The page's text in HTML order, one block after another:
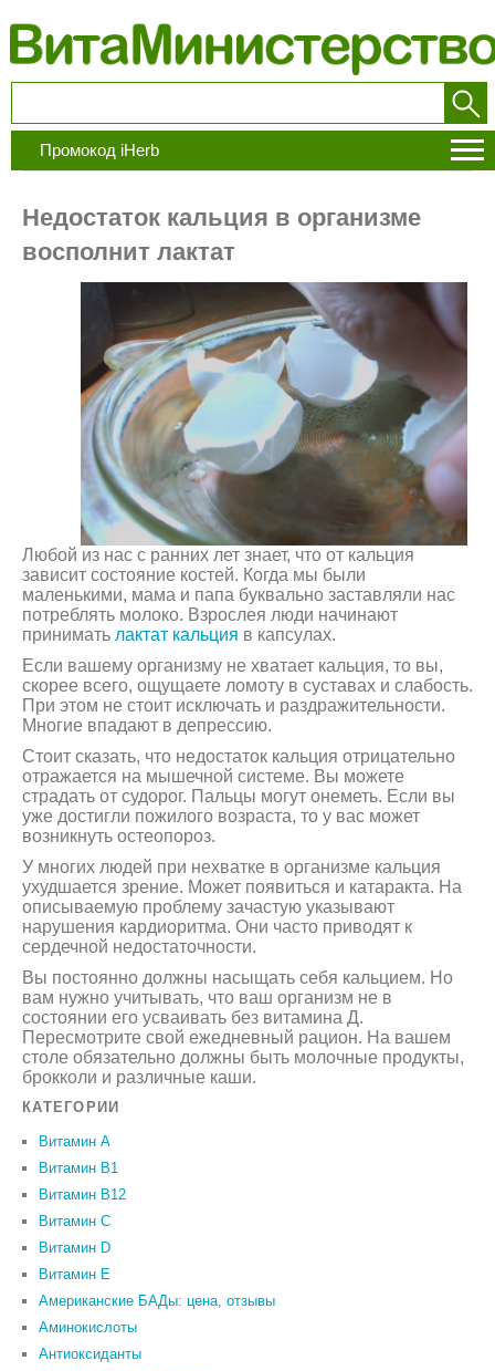
Промокод iHerb
Недостаток кальция в организме
восполнит лактат
Любой из нас с ранних лет знает, что от кальция
зависит состояние костей. Когда мы были
маленькими, мама и папа буквально заставляли нас
потреблять молоко. Взрослея люди начинают
принимать лактат кальция в капсулах.
Если вашему организму не хватает кальция, то вы,
скорее всего, ощущаете ломоту в суставах и слабость.
При этом не стоит исключать и раздражительности.
Многие впадают в депрессию.
Стоит сказать, что недостаток кальция отрицательно
отражается на мышечной системе. Вы можете
страдать от судорог. Пальцы могут онеметь. Если вы
уже достигли пожилого возраста, то у вас может
возникнуть остеопороз.
У многих людей при нехватке в организме кальция
ухудшается зрение. Может появиться и катаракта. На
описываемую проблему зачастую указывают
нарушения кардиоритма. Они часто приводят к
сердечной недостаточности.
Вы постоянно должны насыщать себя кальцием. Но
вам нужно учитывать, что ваш организм не в
состоянии его усваивать без витамина Д.
Пересмотрите свой ежедневный рацион. На вашем
столе обязательно должны быть молочные продукты,
брокколи и различные каши.
КАТЕГОРИИ
Витамин A
Витамин B1
Витамин B12
Витамин C
Витамин D
Витамин Е
Американские БАДы: цена, отзывы
Аминокислоты
Антиоксиданты